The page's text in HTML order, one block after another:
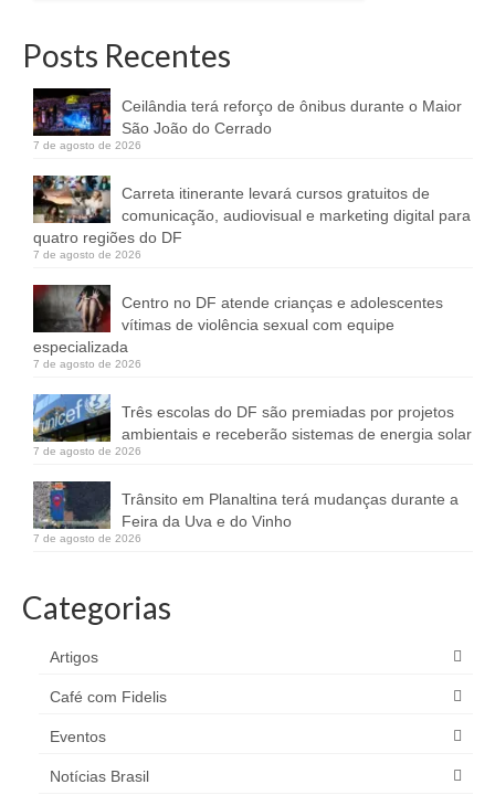
Posts Recentes
Ceilândia terá reforço de ônibus durante o Maior
São João do Cerrado
7 de agosto de 2026
Carreta itinerante levará cursos gratuitos de
comunicação, audiovisual e marketing digital para
quatro regiões do DF
7 de agosto de 2026
Centro no DF atende crianças e adolescentes
vítimas de violência sexual com equipe
especializada
7 de agosto de 2026
Três escolas do DF são premiadas por projetos
ambientais e receberão sistemas de energia solar
7 de agosto de 2026
Trânsito em Planaltina terá mudanças durante a
Feira da Uva e do Vinho
7 de agosto de 2026
Categorias
Artigos
Café com Fidelis
Eventos
Notícias Brasil